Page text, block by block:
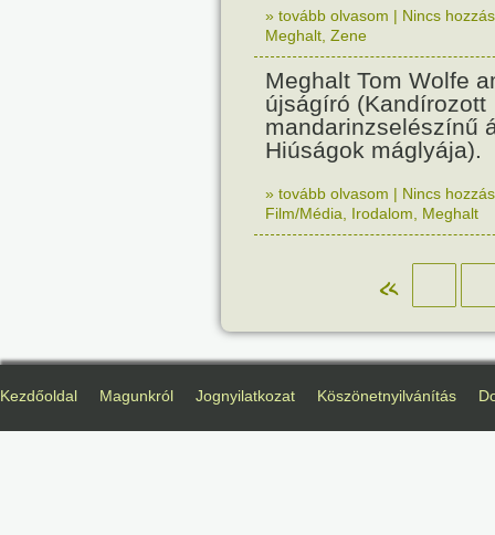
» tovább olvasom | Nincs
Meghalt Zene
Meghalt Tom Wolfe
újságíró (Kandírozott
mandarinzselészínű
Hiúságok máglyája).
» tovább olvasom | Nincs
Film/Média
Irodalom Meghalt
«
Kezdőoldal Magunkról Jognyilatkozat Köszönetnyilvánítás